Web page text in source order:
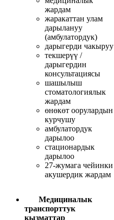
жардам
жаракаттан улам
дарылануу
(амбулатордук)
дарыгерди чакыруу
текшерүү /
дарыгердин
консультациясы
шашылыш
стоматологиялык
жардам
өнөкөт оорулардын
курчушу
амбулатордук
дарылоо
стационардык
дарылоо
27-жумага чейинки
акушердик жардам
Медициналык
транспорттук
кызматтар